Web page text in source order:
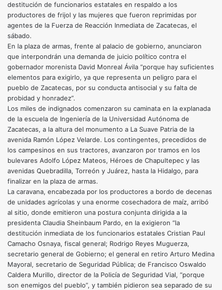
destitución de funcionarios estatales en respaldo a los
productores de frijol y las mujeres que fueron reprimidas por
agentes de la Fuerza de Reacción Inmediata de Zacatecas, el
sábado.
En la plaza de armas, frente al palacio de gobierno, anunciaron
que interpondrán una demanda de juicio político contra el
gobernador morenista David Monreal Ávila “porque hay suficientes
elementos para exigirlo, ya que representa un peligro para el
pueblo de Zacatecas, por su conducta antisocial y su falta de
probidad y honradez”.
Los miles de indignados comenzaron su caminata en la explanada
de la escuela de Ingeniería de la Universidad Autónoma de
Zacatecas, a la altura del monumento a La Suave Patria de la
avenida Ramón López Velarde. Los contingentes, precedidos de
los campesinos en sus tractores, avanzaron por tramos en los
bulevares Adolfo López Mateos, Héroes de Chapultepec y las
avenidas Quebradilla, Torreón y Juárez, hasta la Hidalgo, para
finalizar en la plaza de armas.
La caravana, encabezada por los productores a bordo de decenas
de unidades agrícolas y una enorme cosechadora de maíz, arribó
al sitio, donde emitieron una postura conjunta dirigida a la
presidenta Claudia Sheinbaum Pardo, en la exigieron “la
destitución inmediata de los funcionarios estatales Cristian Paul
Camacho Osnaya, fiscal general; Rodrigo Reyes Muguerza,
secretario general de Gobierno; el general en retiro Arturo Medina
Mayoral, secretario de Seguridad Pública; de Francisco Oswaldo
Caldera Murillo, director de la Policía de Seguridad Vial, “porque
son enemigos del pueblo”, y también pidieron sea separado de su